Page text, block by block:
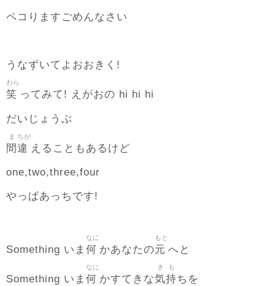
ペコりますごめんなさい
うなずいてよおおきく!
笑
わら
ってみて! えがおの hi hi hi
だいじょうぶ
間
ま
違
ちが
えることもあるけど
one,two,three,four
やっぱあっちです!
Something いま 何
なに
かあなたの元
もと
へと
Something いま 何
なに
かすてきな気
き
持
も
ちを